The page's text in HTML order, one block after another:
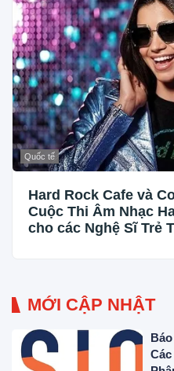
Quốc tế
Hard Rock Cafe và
Cuộc Thi Âm Nhạc
cho các Nghệ Sĩ Trẻ
MỚI CẬP NHẬT